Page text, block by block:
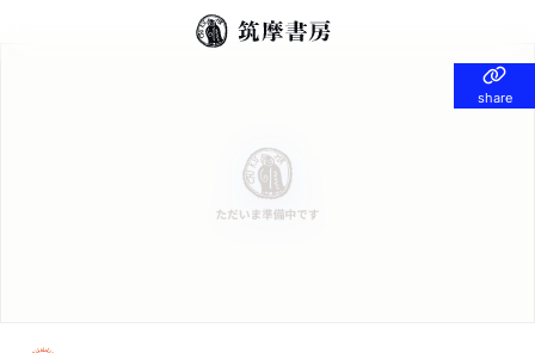
share
share